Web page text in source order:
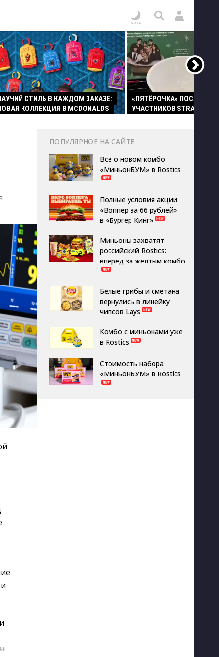
СТИЛЬ В КАЖДОМ ЗАКАЗЕ:
КОЛЛЕКЦИЯ В MCDONALDS
«ПЯТЁРОЧКА» ПОСАДИЛА
УЧАСТНИКОВ STRAY KIDS
ПОПУЛЯРНОЕ НА САЙТЕ
Всё о новом комбо
«МиньонБУМ» в Rostics
Полные условия акции
«Воппер за 66 рублей»
в «Бургер Кинг»
Миньоны захватят
российский Rostics:
вперёд за жёлтым комбо
Белые грибы и сметана
вернулись в линейку
чипсов Lays
Комбо с миньонами уже
в Rostics
Стоимость набора
«МиньонБУМ» в Rostics